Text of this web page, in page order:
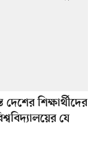
দেশের শিক্ষার্থীদের
যে